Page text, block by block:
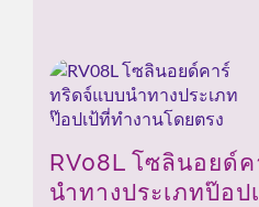
RV08L โซลินอยด์
นำทางประเภทป๊อป